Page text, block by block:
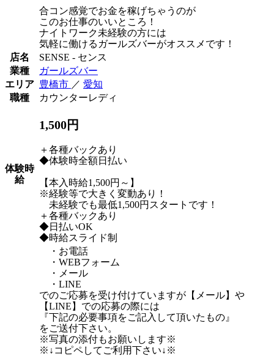
合コン感覚でお金を稼げちゃうのが
このお仕事のいいところ！
ナイトワーク未経験の方には
気軽に働けるガールズバーがオススメです！
店名
SENSE - センス
業種
ガールズバー
エリア 豊橋市 ／ 愛知
職種
カウンターレディ
体験時
給
1,500円
＋各種バックあり
◆体験時全額日払い
【本入時給1,500円～】
※経験等で大きく変動あり！
未経験でも最低1,500円スタートです！
＋各種バックあり
◆日払いOK
◆時給スライド制
・お電話
・WEBフォーム
・メール
・LINE
でのご応募を受け付けていますが【メール】や
【LINE】での応募の際には
『下記の必要事項をご記入して頂いたもの』
をご送付下さい。
※写真の添付もお願いします※
※↓コピペしてご利用下さい↓※